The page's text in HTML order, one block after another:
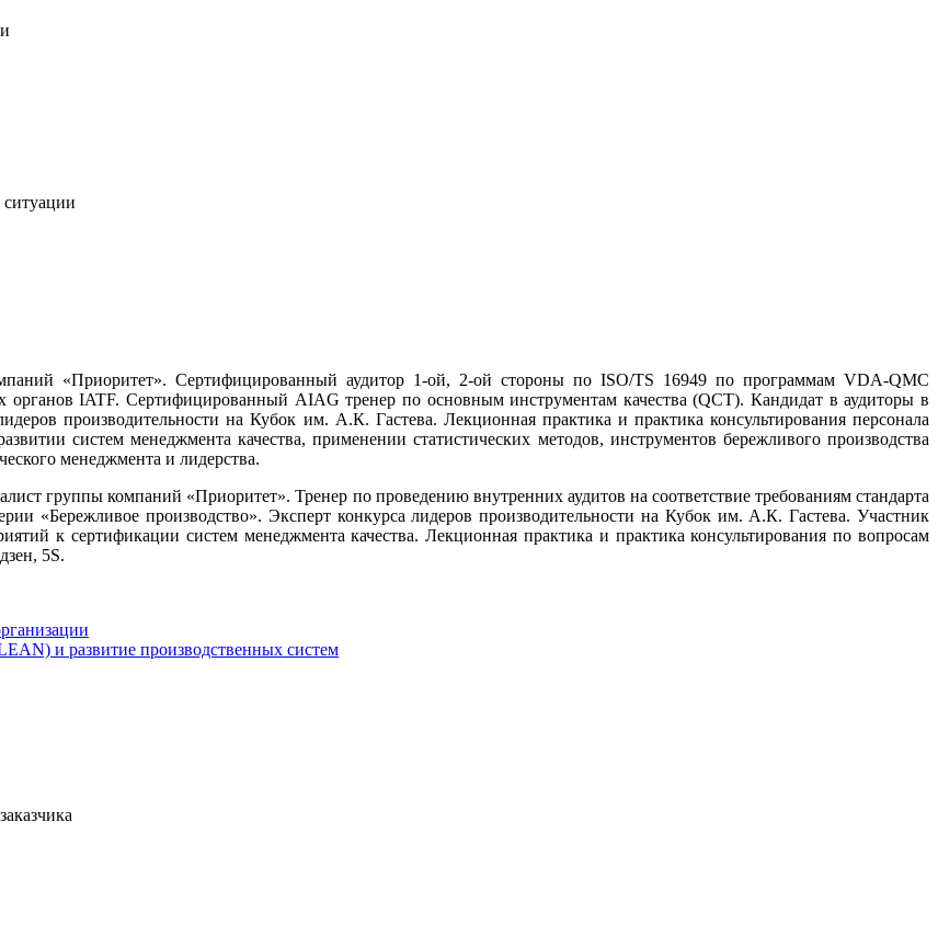
ситуации
«Приоритет». Сертифицированный аудитор 1-ой, 2-ой стороны по ISO/TS 16949 по программам VDA-QMC
органов IATF. Сертифицированный AIAG тренер по основным инструментам качества (QCT). Кандидат в аудиторы в
производительности на Кубок им. А.К. Гастева. Лекционная практика и практика консультирования персонала
систем менеджмента качества, применении статистических методов, инструментов бережливого производства
менеджмента и лидерства.
группы компаний «Приоритет». Тренер по проведению внутренних аудитов на соответствие требованиям стандарта
«Бережливое производство». Эксперт конкурса лидеров производительности на Кубок им. А.К. Гастева. Участник
к сертификации систем менеджмента качества. Лекционная практика и практика консультирования по вопросам
5S.
и развитие производственных систем